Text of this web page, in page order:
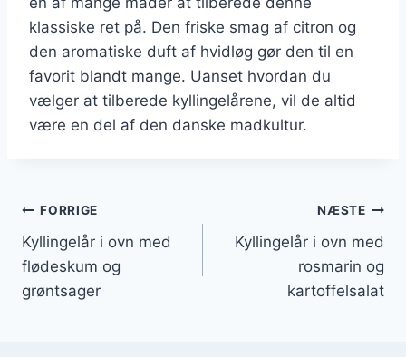
klassiske ret på. Den friske smag af citron og
den aromatiske duft af hvidløg gør den til en
favorit blandt mange. Uanset hvordan du
vælger at tilberede kyllingelårene, vil de altid
være en del af den danske madkultur.
Indlægsnavigation
FORRIGE
Kyllingelår i ovn med
flødeskum og
grøntsager
NÆSTE
Kyllingelår i ovn med
rosmarin og
kartoffelsalat